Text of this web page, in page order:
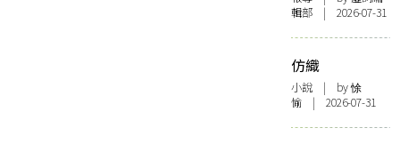
輯部 | 2026-07-31
仿織
小說 | by 悇
愉 | 2026-07-31